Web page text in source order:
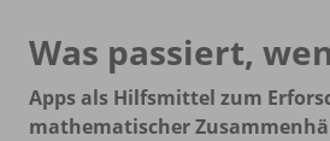
Was passiert,
Apps als Hilfsmittel zum
mathematischer